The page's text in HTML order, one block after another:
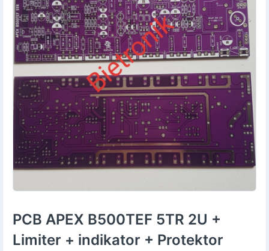
PCB APEX B500TEF 5TR 2U +
Limiter + indikator + Protektor